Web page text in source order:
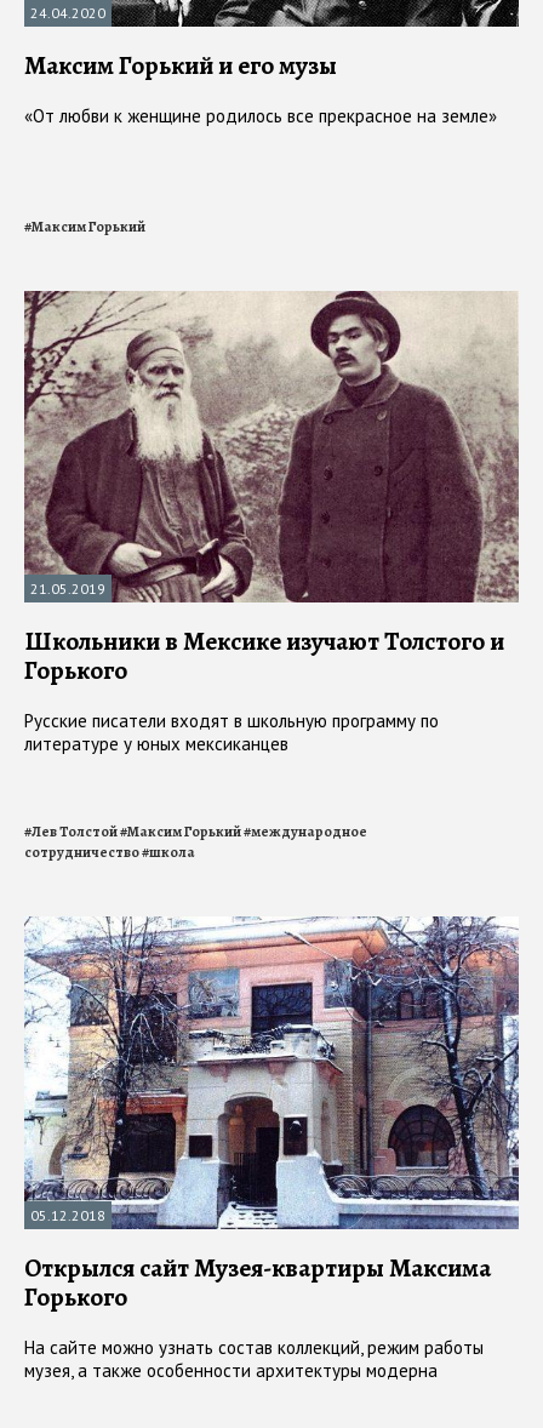
24.04.2020
Максим Горький и его музы
«От любви к женщине родилось все прекрасное на земле»
#Максим Горький
21.05.2019
Школьники в Мексике изучают Толстого и
Горького
Русские писатели входят в школьную программу по
литературе у юных мексиканцев
#Лев Толстой#Максим Горький#международное
сотрудничество#школа
05.12.2018
Открылся сайт Музея-квартиры Максима
Горького
На сайте можно узнать состав коллекций, режим работы
музея, а также особенности архитектуры модерна